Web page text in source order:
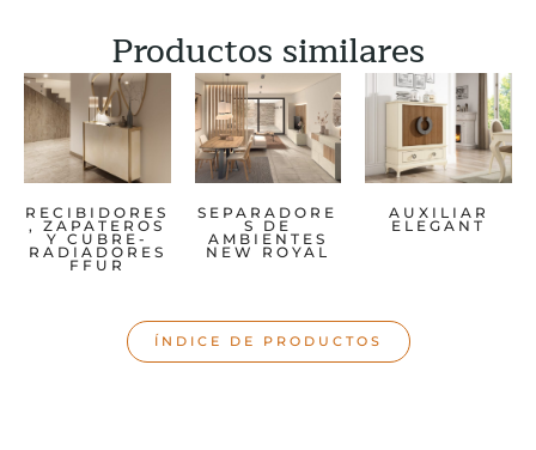
Productos similares
RECIBIDORES
, ZAPATEROS
Y CUBRE-
RADIADORES
FFUR
SEPARADORE
S DE
AMBIENTES
NEW ROYAL
AUXILIAR
ELEGANT
ÍNDICE DE PRODUCTOS